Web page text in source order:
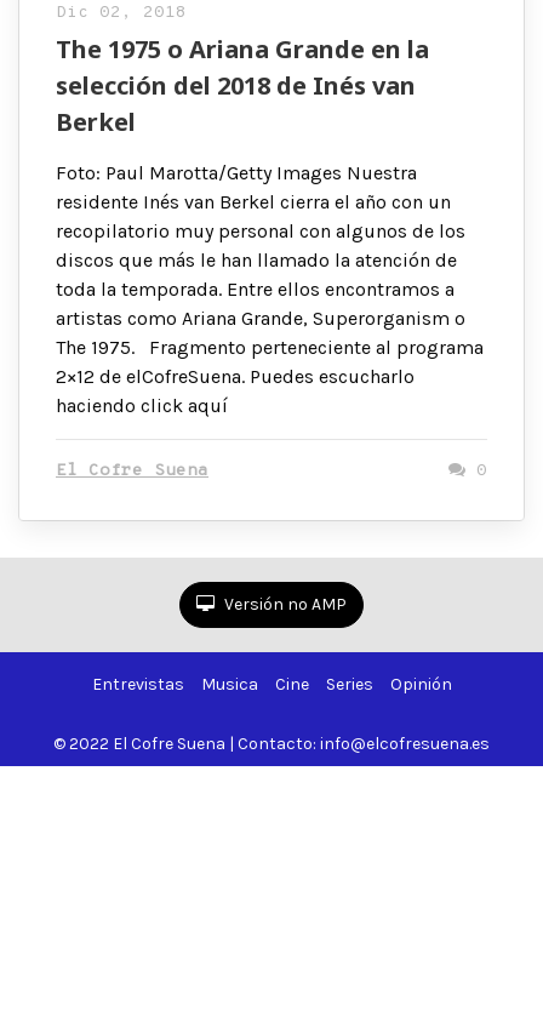
Dic 02, 2018
The 1975 o Ariana Grande en la
selección del 2018 de Inés van
Berkel
Foto: Paul Marotta/Getty Images Nuestra
residente Inés van Berkel cierra el año con un
recopilatorio muy personal con algunos de los
discos que más le han llamado la atención de
toda la temporada. Entre ellos encontramos a
artistas como Ariana Grande, Superorganism o
The 1975. Fragmento perteneciente al programa
2×12 de elCofreSuena. Puedes escucharlo
haciendo click aquí
El Cofre Suena 0
Versión no AMP
Entrevistas Musica Cine Series Opinión
© 2022 El Cofre Suena | Contacto: info@elcofresuena.es